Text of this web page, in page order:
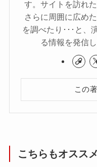
す。サイトを訪れ
さらに周囲に広め
を調べたり･･･と、
る情報を発信
この
こちらもオススメ